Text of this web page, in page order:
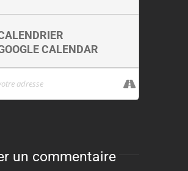
CALENDAR
un commentaire